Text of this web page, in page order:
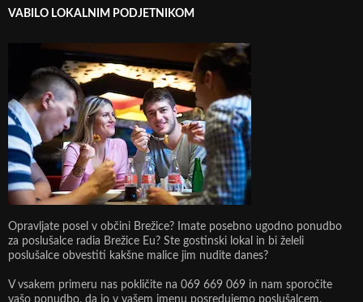
VABILO LOKALNIM PODJETNIKOM
Opravljate posel v občini Brežice? Imate posebno ugodno ponudbo
za poslušalce radia Brežice Eu? Ste gostinski lokal in bi želeli
poslušalce obvestiti kakšne malice jim nudite danes?
V vsakem primeru nas pokličite na 069 669 069 in nam sporočite
vašo ponudbo, da jo v vašem imenu posredujemo poslušalcem.